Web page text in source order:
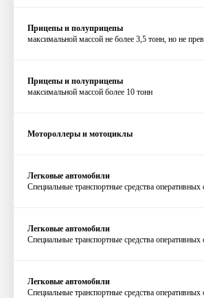
Прицепы и полуприцепы
максимальной массой не более 3,5 тонн, но не
Прицепы и полуприцепы
максимальной массой более 10 тонн
Мотороллеры и мотоциклы
Легковые автомобили
Специальные транспортные средства оперативных
Легковые автомобили
Специальные транспортные средства оперативных
Легковые автомобили
Специальные транспортные средства оперативных